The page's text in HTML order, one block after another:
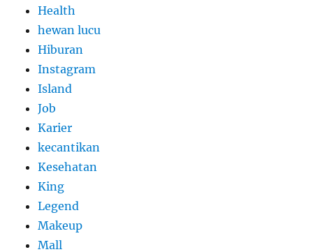
Health
hewan lucu
Hiburan
Instagram
Island
Job
Karier
kecantikan
Kesehatan
King
Legend
Makeup
Mall